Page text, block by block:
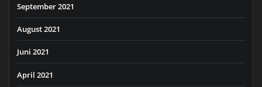
September 2021
August 2021
Juni 2021
April 2021